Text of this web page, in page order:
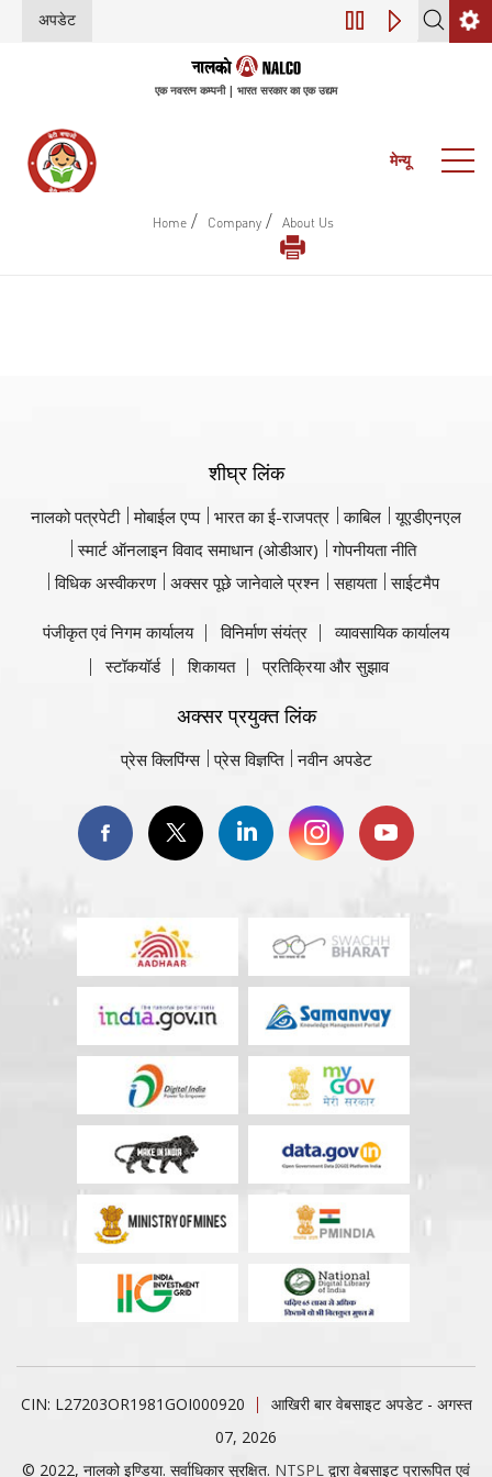
अपडेट डिजिटल परिवर्तन
एक नवरत्न कम्पनी | भारत सरकार का एक उद्यम
मेन्यू
Home / Company / About Us
शीघ्र लिंक
नालको पत्रपेटी मोबाईल एप्प भारत का ई-राजपत्र काबिल
यूएडीएनएल
स्मार्ट ऑनलाइन विवाद समाधान (ओडीआर)
गोपनीयता नीति
विधिक अस्वीकरण
अक्सर पूछे जानेवाले प्रश्न सहायता साईटमैप
पंजीकृत एवं निगम कार्यालय विनिर्माण संयंत्र
व्यावसायिक कार्यालय
स्टॉकयॉर्ड
शिकायत प्रतिक्रिया और सुझाव
अक्सर प्रयुक्त लिंक
प्रेस क्लिपिंग्स प्रेस विज्ञप्ति नवीन अपडेट
CIN: L27203OR1981GOI000920
आखिरी बार वेबसाइट अपडेट - अगस्त
07, 2026
© 2022, नालको इण्डिया. सर्वाधिकार सुरक्षित. NTSPL द्वारा वेबसाइट प्रारूपित एवं